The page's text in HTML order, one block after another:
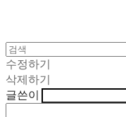
수정하기
삭제하기
글쓴이